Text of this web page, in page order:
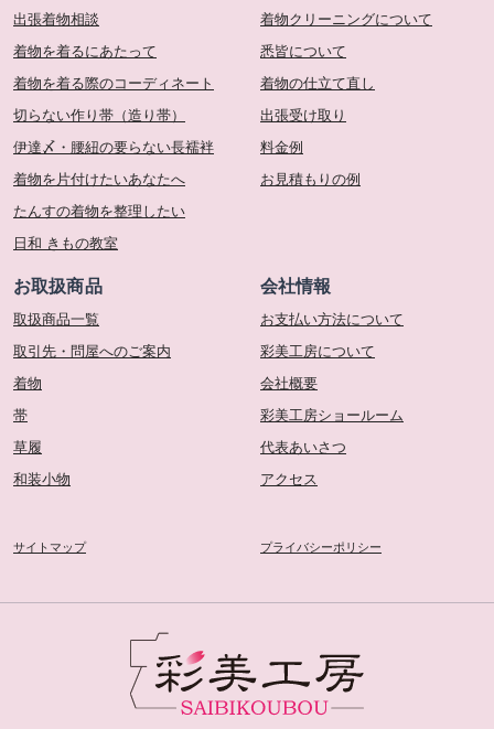
出張着物相談
着物を着るにあたって
着物を着る際のコーディネート
切らない作り帯（造り帯）
伊達〆・腰紐の要らない長襦袢
着物を片付けたいあなたへ
たんすの着物を整理したい
日和 きもの教室
着物クリーニングについて
悉皆について
着物の仕立て直し
出張受け取り
料金例
お見積もりの例
お取扱商品
取扱商品一覧
取引先・問屋へのご案内
着物
帯
草履
和装小物
会社情報
お支払い方法について
彩美工房について
会社概要
彩美工房ショールーム
代表あいさつ
アクセス
サイトマップ プライバシーポリシー